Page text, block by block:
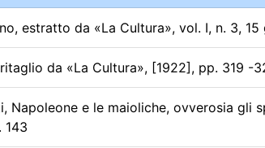
estratto da «La Cultura», vol. I, n. 3,
da «La Cultura», [1922], pp. 319 -
Napoleone e le maioliche, ovverosia gli
143